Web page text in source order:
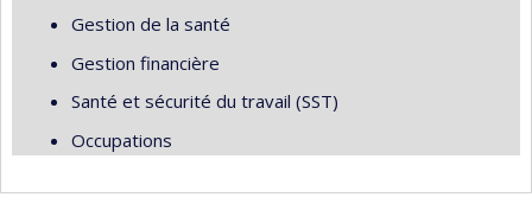
Gestion de la santé
Gestion financière
Santé et sécurité du travail (SST)
Occupations